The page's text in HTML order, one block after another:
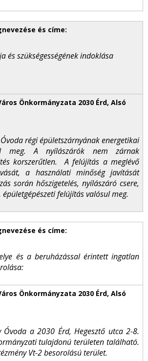
és szükségességének indoklása
régi épületszárnyának energetikai
meg. A nyílászárók nem zárnak
korszerűtlen. A felújítás a meglévő
a használati minőség javítását
során hőszigetelés, nyílászáró csere,
felújítás valósul meg.
és a beruházással érintett ingatlan
Óvoda a 2030 Érd, Hegesztő utca 2-8.
tulajdonú területen található.
Vt-2 besorolású terület.